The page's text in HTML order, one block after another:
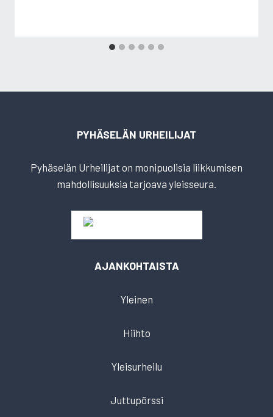
PYHÄSELÄN URHEILIJAT
Pyhäselän Urheilijat on monipuolisia liikkumisen
mahdollisuuksia tarjoava yleisseura.
AJANKOHTAISTA
Yleinen
Hiihto
Yleisurheilu
Juttupörssi